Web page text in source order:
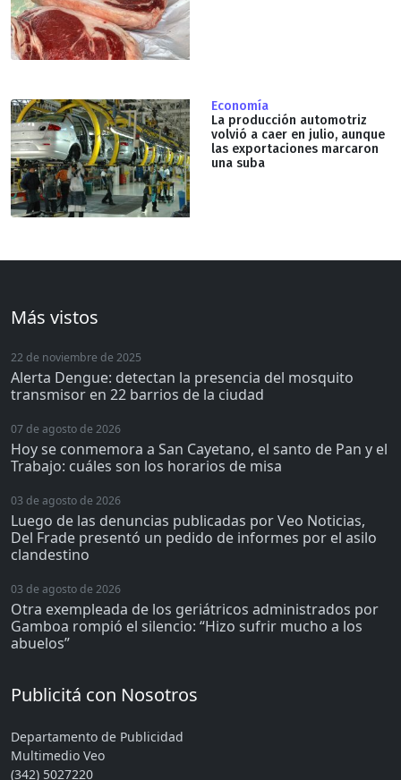
Economía
La producción automotriz
volvió a caer en julio, aunque
las exportaciones marcaron
una suba
Más vistos
22 de noviembre de 2025
Alerta Dengue: detectan la presencia del mosquito
transmisor en 22 barrios de la ciudad
07 de agosto de 2026
Hoy se conmemora a San Cayetano, el santo de Pan y el
Trabajo: cuáles son los horarios de misa
03 de agosto de 2026
Luego de las denuncias publicadas por Veo Noticias,
Del Frade presentó un pedido de informes por el asilo
clandestino
03 de agosto de 2026
Otra exempleada de los geriátricos administrados por
Gamboa rompió el silencio: “Hizo sufrir mucho a los
abuelos”
Publicitá con Nosotros
Departamento de Publicidad
Multimedio Veo
(342) 5027220